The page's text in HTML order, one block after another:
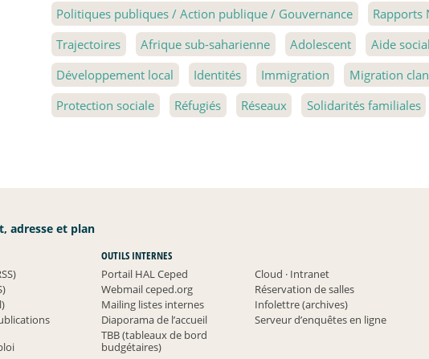
Politiques publiques / Action publique / Gouvernance
Rapports
Trajectoires
Afrique sub-saharienne Adolescent Aide
Développement local
Identités Immigration Migration
Protection sociale
Réfugiés Réseaux Solidarités familiales
adresse et plan
OUTILS INTERNES
Portail HAL Ceped
Cloud · Intranet
Webmail ceped.org
Réservation de salles
Mailing listes internes
Infolettre (archives)
Diaporama de l’accueil
Serveur d’enquêtes en ligne
TBB (tableaux de bord
budgétaires)